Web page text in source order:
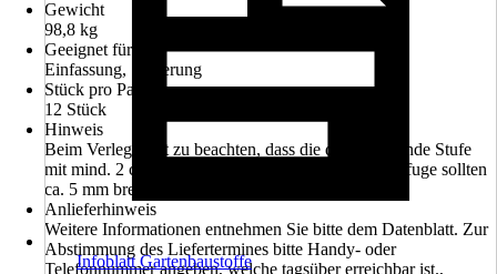
Gewicht
98,8 kg
Geeignet für
Einfassung, Sanierung
Stück pro Palette
12 Stück
Hinweis
Beim Verlegen ist zu beachten, dass die darauffolgende Stufe
mit mind. 2 cm Überlappung verlegt wird. Die Stoßfuge sollten
ca. 5 mm breit sein, die Lagerfuge ca. 10 mm.
Anlieferhinweis
Weitere Informationen entnehmen Sie bitte dem Datenblatt. Zur
Abstimmung des Liefertermines bitte Handy- oder
Telefonnummer angeben, welche tagsüber erreichbar ist.,
Infoblatt Gartenbaustoffe